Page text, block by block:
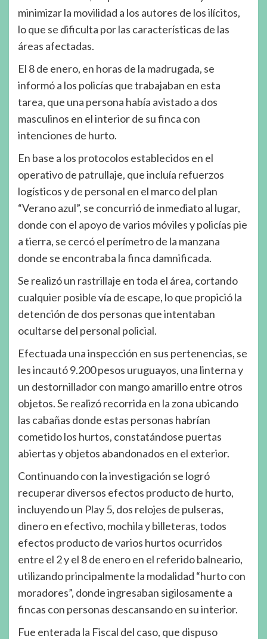
minimizar la movilidad a los autores de los ilícitos,
lo que se dificulta por las características de las
áreas afectadas.
El 8 de enero, en horas de la madrugada, se
informó a los policías que trabajaban en esta
tarea, que una persona había avistado a dos
masculinos en el interior de su finca con
intenciones de hurto.
En base a los protocolos establecidos en el
operativo de patrullaje, que incluía refuerzos
logísticos y de personal en el marco del plan
“Verano azul”, se concurrió de inmediato al lugar,
donde con el apoyo de varios móviles y policías pie
a tierra, se cercó el perímetro de la manzana
donde se encontraba la finca damnificada.
Se realizó un rastrillaje en toda el área, cortando
cualquier posible vía de escape, lo que propició la
detención de dos personas que intentaban
ocultarse del personal policial.
Efectuada una inspección en sus pertenencias, se
les incautó 9.200 pesos uruguayos, una linterna y
un destornillador con mango amarillo entre otros
objetos. Se realizó recorrida en la zona ubicando
las cabañas donde estas personas habrían
cometido los hurtos, constatándose puertas
abiertas y objetos abandonados en el exterior.
Continuando con la investigación se logró
recuperar diversos efectos producto de hurto,
incluyendo un Play 5, dos relojes de pulseras,
dinero en efectivo, mochila y billeteras, todos
efectos producto de varios hurtos ocurridos
entre el 2 y el 8 de enero en el referido balneario,
utilizando principalmente la modalidad “hurto con
moradores”, donde ingresaban sigilosamente a
fincas con personas descansando en su interior.
Fue enterada la Fiscal del caso, que dispuso